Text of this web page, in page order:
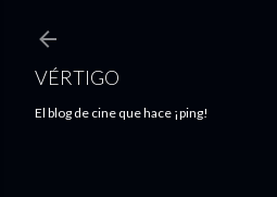
VÉRTIGO
El blog de cine que hace ¡ping!